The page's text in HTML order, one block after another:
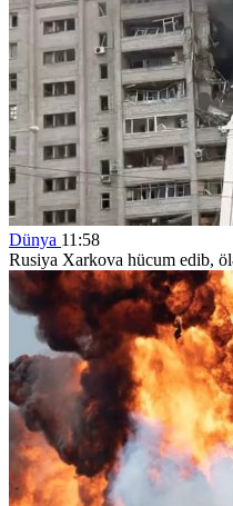
Dünya 11:58
Rusiya Xarkova hücum edib,